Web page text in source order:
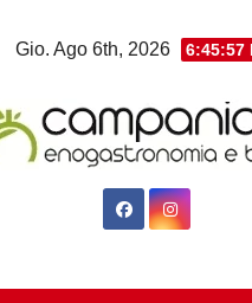
Gio. Ago 6th, 2026 6:45:58